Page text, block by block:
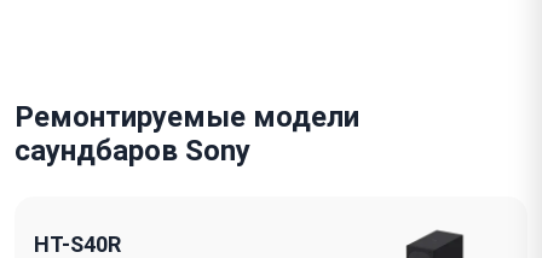
Ремонтируемые модели
саундбаров Sony
HT-S40R